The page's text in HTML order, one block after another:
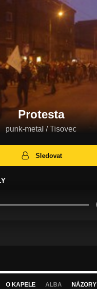
Protesta
punk-metal / Tisovec
Sledovat
O KAPELE ALBA NÁZORY